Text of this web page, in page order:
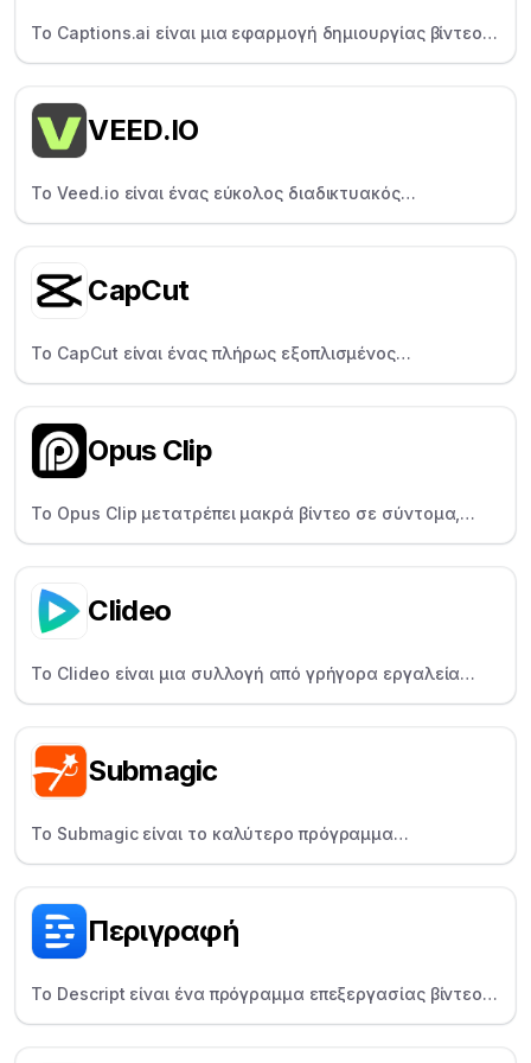
Το Captions.ai είναι μια εφαρμογή δημιουργίας βίντεο
"όλα σε ένα" που βοηθά τους δημιουργούς να γράφουν
βίντεο γρήγορα.
VEED.IO
Το Veed.io είναι ένας εύκολος διαδικτυακός
επεξεργαστής βίντεο για δημιουργούς που
λεζάντες.CapCut
Το CapCut είναι ένας πλήρως εξοπλισμένος
επεξεργαστής βίντεο για κινητά και υπολογιστές,
εύκολη κοινωνική κοινοποίηση.
Opus Clip
Το Opus Clip μετατρέπει μακρά βίντεο σε σύντομα,
viral χρησιμοποιώντας τεχνητή νοημοσύνη. Έχει
για το TikTok, Reels και Shorts.
Clideo
Το Clideo είναι μια συλλογή από γρήγορα εργαλεία
βίντεο για περιστασιακούς χρήστες που βοηθά στη
Submagic
Το Submagic είναι το καλύτερο πρόγραμμα
επεξεργασίας βίντεο με τεχνητή νοημοσύνη.
οποιοδήποτε βίντεο και δημιουργήστε viral , μέσα σε
λίγα λεπτά.
Περιγραφή
Το Descript είναι ένα πρόγραμμα επεξεργασίας βίντεο
για podcasters και YouTubers που επιτρέπει την